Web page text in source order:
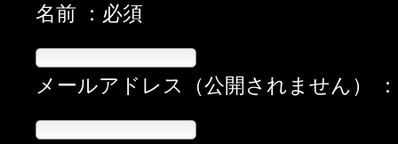
名前 ：必須
メールアドレス（公開されません）